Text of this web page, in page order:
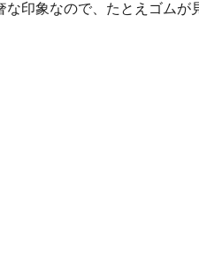
印象なので、たとえゴムが